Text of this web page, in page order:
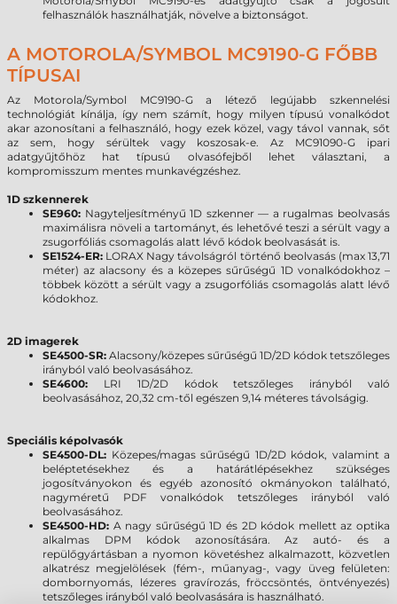
felhasználók használhatják, növelve a biztonságot.
A MOTOROLA/SYMBOL MC9190-G FŐBB
TÍPUSAI
Az Motorola/Symbol MC9190-G a létező legújabb szkennelési
technológiát kínálja, így nem számít, hogy milyen típusú vonalkódot
akar azonosítani a felhasználó, hogy ezek közel, vagy távol vannak, sőt
az sem, hogy sérültek vagy koszosak-e. Az MC91090-G ipari
adatgyűjtőhöz hat típusú olvasófejből lehet választani, a
kompromisszum mentes munkavégzéshez.
1D szkennerek
SE960: Nagyteljesítményű 1D szkenner — a rugalmas beolvasás
maximálisra növeli a tartományt, és lehetővé teszi a sérült vagy a
zsugorfóliás csomagolás alatt lévő kódok beolvasását is.
SE1524-ER: LORAX Nagy távolságról történő beolvasás (max 13,71
méter) az alacsony és a közepes sűrűségű 1D vonalkódokhoz –
többek között a sérült vagy a zsugorfóliás csomagolás alatt lévő
kódokhoz.
2D imagerek
SE4500-SR: Alacsony/közepes sűrűségű 1D/2D kódok tetszőleges
irányból való beolvasásához.
SE4600: LRI 1D/2D kódok tetszőleges irányból való
beolvasásához, 20,32 cm-től egészen 9,14 méteres távolságig.
Speciális képolvasók
SE4500-DL: Közepes/magas sűrűségű 1D/2D kódok, valamint a
beléptetésekhez és a határátlépésekhez szükséges
jogosítványokon és egyéb azonosító okmányokon található,
nagyméretű PDF vonalkódok tetszőleges irányból való
beolvasásához.
SE4500-HD: A nagy sűrűségű 1D és 2D kódok mellett az optika
alkalmas DPM kódok azonosítására. Az autó- és a
repülőgyártásban a nyomon követéshez alkalmazott, közvetlen
alkatrész megjelölések (fém-, műanyag-, vagy üveg felületen:
dombornyomás, lézeres gravírozás, fröccsöntés, öntvényezés)
tetszőleges irányból való beolvasására is használható.